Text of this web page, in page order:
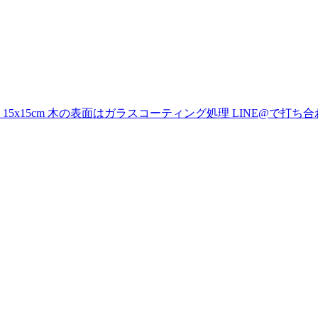
木の表面はガラスコーティング処理 LINE@で打